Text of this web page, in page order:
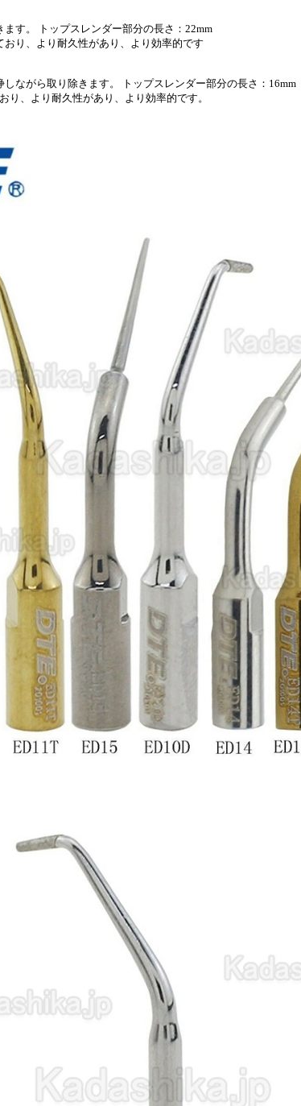
す。 トップスレンダー部分の長さ：22mm
り、より耐久性があり、より効率的です
ながら取り除きます。 トップスレンダー部分の長さ：16mm
り、より耐久性があり、より効率的です。